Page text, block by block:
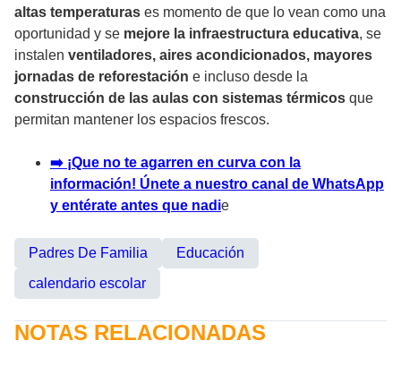
altas temperaturas es momento de que lo vean como una
oportunidad y se mejore la infraestructura educativa, se
instalen ventiladores, aires acondicionados, mayores
jornadas de reforestación e incluso desde la
construcción de las aulas con sistemas térmicos que
permitan mantener los espacios frescos.
➡️ ¡Que no te agarren en curva con la
información! Únete a nuestro canal de WhatsApp
y entérate antes que nadie
Padres De Familia
Educación
calendario escolar
NOTAS RELACIONADAS